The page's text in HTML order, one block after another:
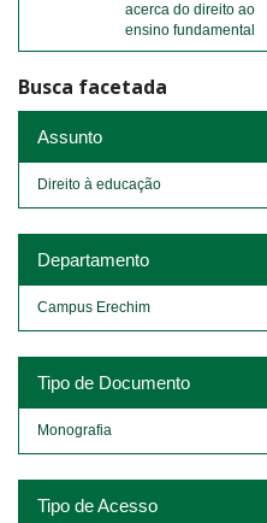
acerca do direito ao
ensino fundamental
Busca facetada
Assunto
Direito à educação
Departamento
Campus Erechim
Tipo de Documento
Monografia
Tipo de Acesso